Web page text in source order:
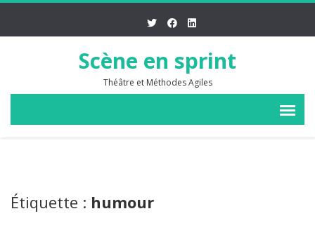
Scène en sprint
Théâtre et Méthodes Agiles
Étiquette : humour